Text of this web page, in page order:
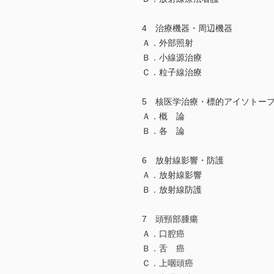
4 治療機器・周辺機器
Ａ．外部照射
Ｂ．小線源治療
Ｃ．粒子線治療
5 核医学治療・標的アイソト
Ａ．概 論
Ｂ．各 論
6 放射線影響・防護
Ａ．放射線影響
Ｂ．放射線防護
7 頭頸部腫瘍
Ａ．口腔癌
Ｂ．舌 癌
Ｃ．上咽頭癌